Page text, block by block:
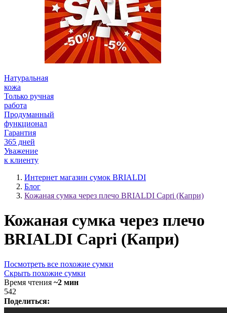
Натуральная
кожа
Только ручная
работа
Продуманный
функционал
Гарантия
365 дней
Уважение
к клиенту
Интернет магазин сумок BRIALDI
Блог
Кожаная сумка через плечо BRIALDI Capri‎ (Капри)
Кожаная сумка через плечо
BRIALDI Capri‎ (Капри)
Посмотреть все похожие сумки
Скрыть похожие сумки
Время чтения ~2 мин
542
Поделиться: